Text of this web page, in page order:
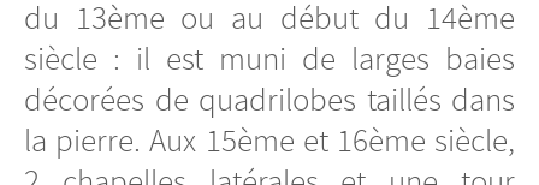
du 13ème ou au début du 14ème
siècle : il est muni de larges baies
décorées de quadrilobes taillés dans
la pierre. Aux 15ème et 16ème siècle,